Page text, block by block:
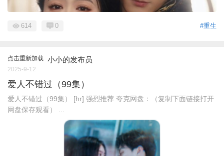
#重生
614 0
点击重新加载 小小的发布员
2025-9-12
爱人不错过（99集）
爱人不错过（99集） [hr] 强烈推荐 夸克网盘：（复制下面链接打开
网盘保存观看） ...